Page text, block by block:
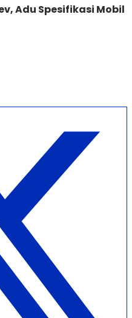
Adu Spesifikasi Mobil